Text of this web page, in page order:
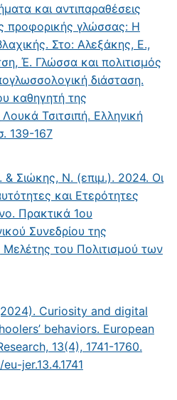
και αντιπαραθέσεις
προφορικής γλώσσας: Η
Στο: Αλεξάκης, Ε.,
Έ. Γλώσσα και πολιτισμός
διάσταση.
καθηγητή της
Τσιτσιπή. Ελληνική
139-167
& Σιώκης, Ν. (επιμ.). 2024. Οι
και Ετερότητες
Πρακτικά 1ου
Συνεδρίου της
Μελέτης του Πολιτισμού των
Curiosity and digital
behaviors. European
13(4), 1741-1760.
jer.13.4.1741